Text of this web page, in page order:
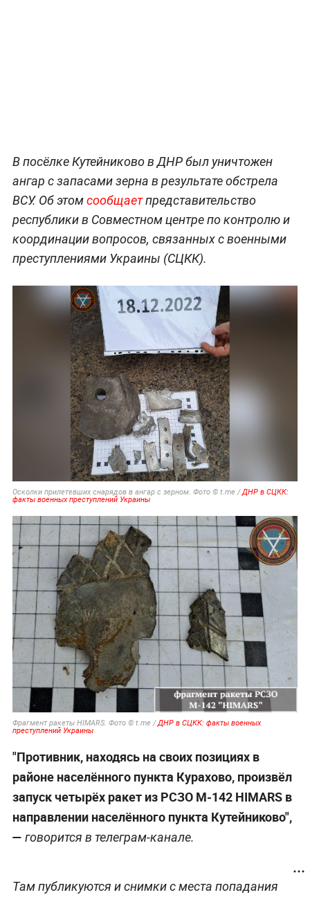
В посёлке Кутейниково в ДНР был уничтожен
ангар с запасами зерна в результате обстрела
ВСУ. Об этомсообщаетпредставительство
республики в Совместном центре по контролю и
координации вопросов, связанных с военными
преступлениями Украины (СЦКК).
Осколки прилетевших снарядов в ангар с зерном. Фото © t.me /ДНР в СЦКК:
факты военных преступлений Украины
Фрагмент ракеты HIMARS. Фото © t.me /ДНР в СЦКК: факты военных
преступлений Украины
"Противник, находясь на своих позициях в
районе населённого пункта Курахово, произвёл
запуск четырёх ракет из РСЗО М-142 HIMARS в
направлении населённого пункта Кутейниково",
— говорится в телеграм-канале.
Там публикуются и снимки с места попадания